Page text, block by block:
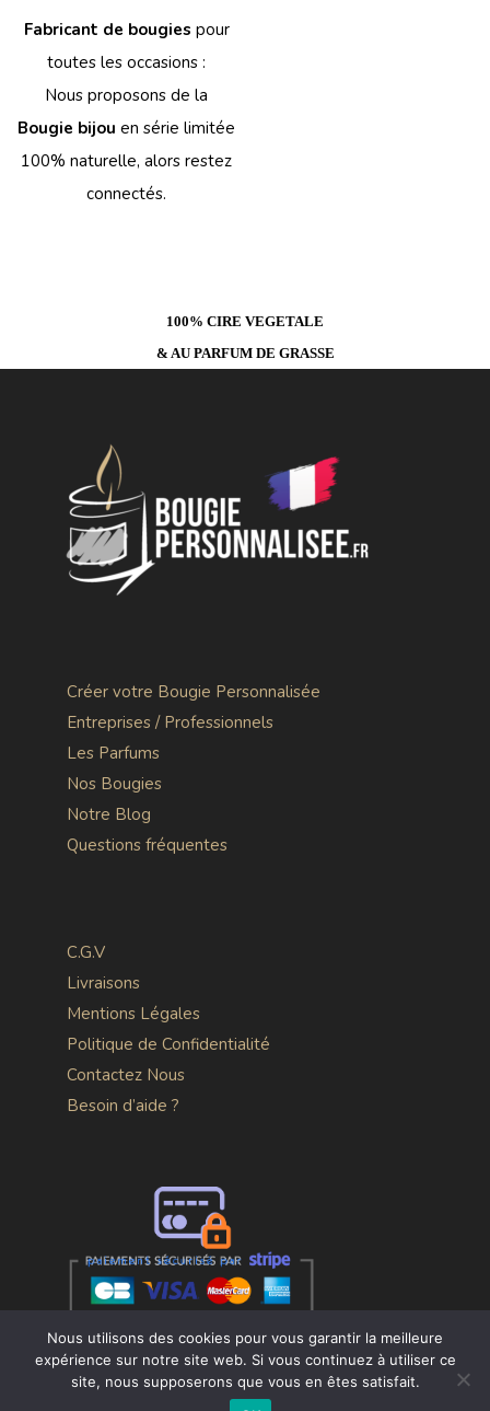
9.9/10
157 avis
Fabricant de bougies pour
toutes les occasions :
Nous proposons de la
Bougie bijou en série limitée
100% naturelle, alors restez
connectés.
100% CIRE VEGETALE
& AU PARFUM DE GRASSE
Créer votre Bougie Personnalisée
Entreprises / Professionnels
Les Parfums
Nos Bougies
Notre Blog
Questions fréquentes
C.G.V
Livraisons
Mentions Légales
Politique de Confidentialité
Contactez Nous
Besoin d’aide ?
Nous utilisons des cookies pour vous garantir la meilleure
expérience sur notre site web. Si vous continuez à utiliser ce
site, nous supposerons que vous en êtes satisfait.